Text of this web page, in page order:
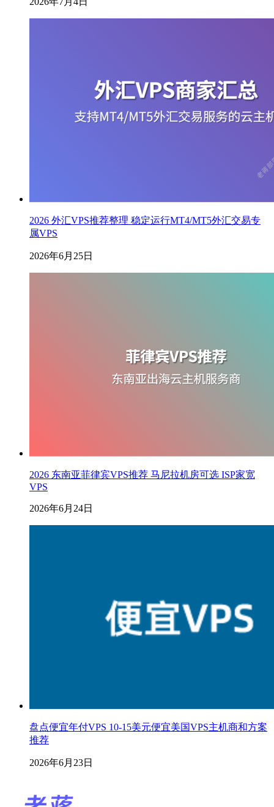
2026 外汇VPS推荐整理 稳定运行MT4/MT5外汇交易专
属VPS
2026年6月25日
2026 东南亚菲律宾VPS推荐 马尼拉机房可选 ISP家宽
VPS
2026年6月24日
盘点便宜年付VPS 10-15美元便宜美国VPS主机商和方案
推荐
2026年6月23日